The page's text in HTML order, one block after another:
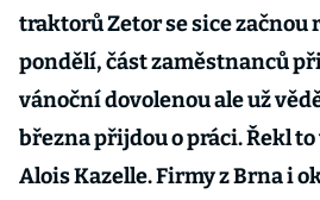
traktorů Zetor se sice začnou
pondělí, část zaměstnanců
vánoční dovolenou ale už
března přijdou o práci. Řekl
Alois Kazelle. Firmy z Brna i